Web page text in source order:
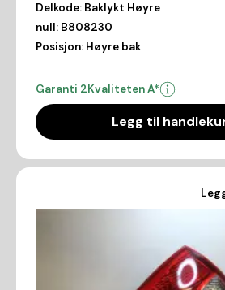
Delkode: Baklykt Høyre
null: B808230
Posisjon: Høyre bak
Garanti 2Kvaliteten A*
Legg til